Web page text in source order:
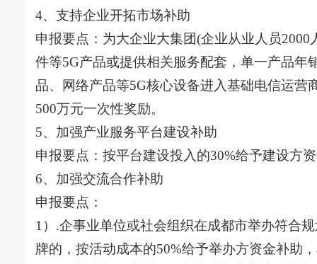
4、支持企业开拓市场补助
申报要点：为大企业大集团(企业从业人员
件等5G产品或提供相关服务配套，单一产品年
品、网络产品等5G核心设备进入基础电信运
500万元一次性奖励。
5、加强产业服务平台建设补助
申报要点：按平台建设投入的30%给予建设方
6、加强交流合作补助
申报要点：
1）.企事业单位或社会组织在成都市举办符合
牌的，按活动成本的50%给予举办方资金补助